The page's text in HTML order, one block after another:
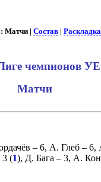
Матчи | Состав| Раскладка
чемпионов
Матчи
– 6, А. Глеб – 6,
3 (1), Д. Бага – 3, А.